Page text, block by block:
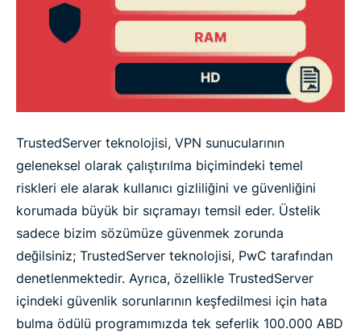
TrustedServer teknolojisi, VPN sunucularının
geleneksel olarak çalıştırılma biçimindeki temel
riskleri ele alarak kullanıcı gizliliğini ve güvenliğini
korumada büyük bir sıçramayı temsil eder. Üstelik
sadece bizim sözümüze güvenmek zorunda
değilsiniz; TrustedServer teknolojisi, PwC tarafından
denetlenmektedir. Ayrıca, özellikle TrustedServer
içindeki güvenlik sorunlarının keşfedilmesi için hata
bulma ödülü programımızda tek seferlik 100.000 ABD